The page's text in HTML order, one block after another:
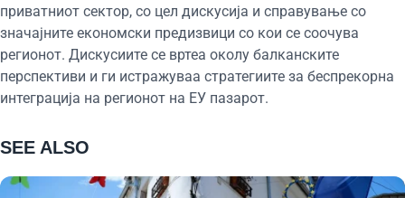
приватниот сектор, со цел дискусија и справување со
значајните економски предизвици со кои се соочува
регионот. Дискусиите се вртеа околу балканските
перспективи и ги истражуваа стратегиите за беспрекорна
интеграција на регионот на ЕУ пазарот.
SEE ALSO